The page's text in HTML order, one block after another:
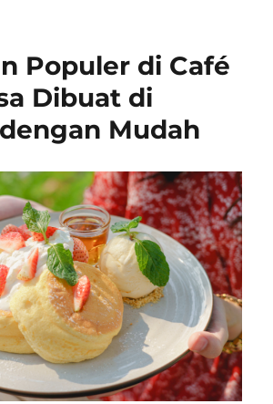
Populer di Café
Dibuat di
Mudah